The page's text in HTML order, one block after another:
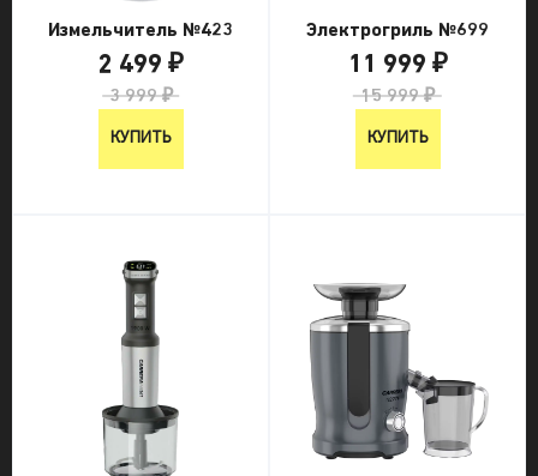
Измельчитель №423
2 499 ₽
3 999 ₽
КУПИТЬ
Электрогриль №699
11 999 ₽
15 999 ₽
КУПИТЬ